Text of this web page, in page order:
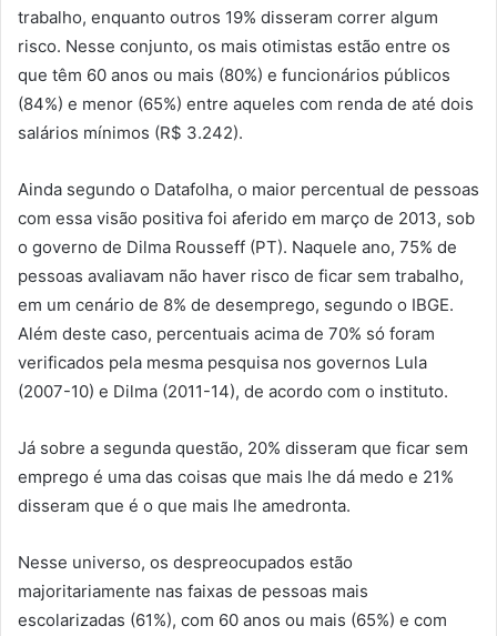
trabalho, enquanto outros 19% disseram correr algum
risco. Nesse conjunto, os mais otimistas estão entre os
que têm 60 anos ou mais (80%) e funcionários públicos
(84%) e menor (65%) entre aqueles com renda de até dois
salários mínimos (R$ 3.242).
Ainda segundo o Datafolha, o maior percentual de pessoas
com essa visão positiva foi aferido em março de 2013, sob
o governo de Dilma Rousseff (PT). Naquele ano, 75% de
pessoas avaliavam não haver risco de ficar sem trabalho,
em um cenário de 8% de desemprego, segundo o IBGE.
Além deste caso, percentuais acima de 70% só foram
verificados pela mesma pesquisa nos governos Lula
(2007-10) e Dilma (2011-14), de acordo com o instituto.
Já sobre a segunda questão, 20% disseram que ficar sem
emprego é uma das coisas que mais lhe dá medo e 21%
disseram que é o que mais lhe amedronta.
Nesse universo, os despreocupados estão
majoritariamente nas faixas de pessoas mais
escolarizadas (61%), com 60 anos ou mais (65%) e com